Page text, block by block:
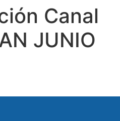
Canal
JUNIO